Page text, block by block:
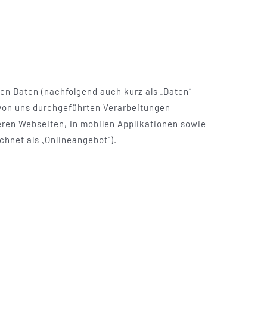
Daten (nachfolgend auch kurz als „Daten“
uns durchgeführten Verarbeitungen
Webseiten, in mobilen Applikationen sowie
als „Onlineangebot“).